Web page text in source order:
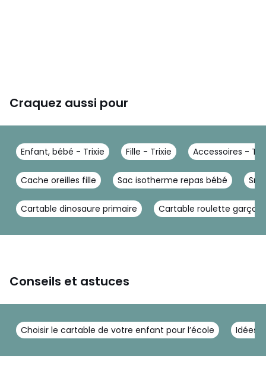
Craquez aussi pour
Enfant, bébé - Trixie Fille - Trixie Accessoires -
Cache oreilles fille Sac isotherme repas bébé
Cartable dinosaure primaire Cartable roulette garçon
Conseils et astuces
Choisir le cartable de votre enfant pour l’école Idées